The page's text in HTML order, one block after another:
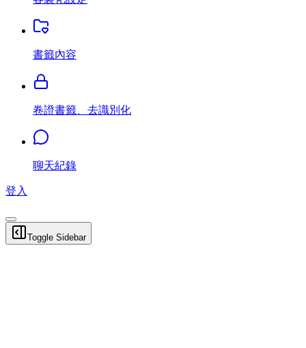
書籤內容
卷證書籤、去識別化
聊天紀錄
登入
Toggle Sidebar